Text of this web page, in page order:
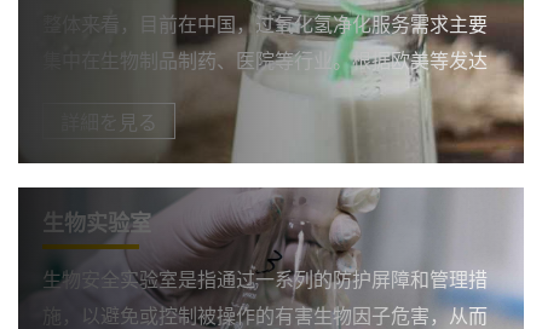
整体来看，目前在中国，过氧化氢净化服务需求主要
集中在生物制品制药、医院等行业。根据欧美等发达
国家的发展经验来看，过氧化氢净化服务将逐渐应用
到食品行业。未来，食品工业可能成为下一个过氧化
氢净化应用增长点。具体来看，食品工业在以下几个
方面将会应用到过氧化氢净化。
詳細を見る
生物实验室
生物安全实验室是指通过一系列的防护屏障和管理措
施，以避免或控制被操作的有害生物因子危害，从而